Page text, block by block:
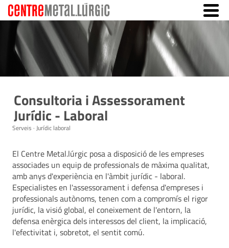
Consultoria i Assessorament
Jurídic - Laboral
Serveis · Jurídic laboral
El Centre Metal.lúrgic posa a disposició de les empreses
associades un equip de professionals de màxima qualitat,
amb anys d'experiència en l'àmbit jurídic - laboral.
Especialistes en l'assessorament i defensa d'empreses i
professionals autònoms, tenen com a compromís el rigor
jurídic, la visió global, el coneixement de l'entorn, la
defensa enèrgica dels interessos del client, la implicació,
l'efectivitat i, sobretot, el sentit comú.